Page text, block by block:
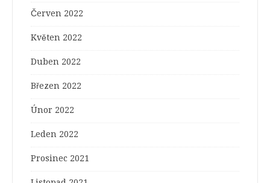
Červen 2022
Květen 2022
Duben 2022
Březen 2022
Únor 2022
Leden 2022
Prosinec 2021